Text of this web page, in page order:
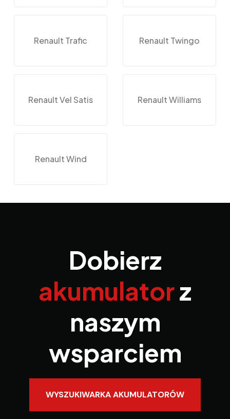
Renault Trafic Renault Twingo
Renault Vel Satis Renault Williams
Renault Wind
Dobierz
akumulatorz
naszym
wsparciem
WYSZUKIWARKA AKUMULATORÓW